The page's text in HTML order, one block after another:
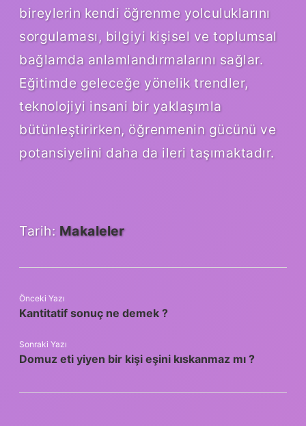
bireylerin kendi öğrenme yolculuklarını
sorgulaması, bilgiyi kişisel ve toplumsal
bağlamda anlamlandırmalarını sağlar.
Eğitimde geleceğe yönelik trendler,
teknolojiyi insani bir yaklaşımla
bütünleştirirken, öğrenmenin gücünü ve
potansiyelini daha da ileri taşımaktadır.
Tarih: Makaleler
Önceki Yazı
Kantitatif sonuç ne demek ?
Sonraki Yazı
Domuz eti yiyen bir kişi eşini kıskanmaz mı ?